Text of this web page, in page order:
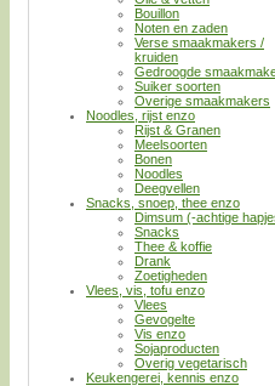
Bouillon
Noten en zaden
Verse smaakmakers /
kruiden
Gedroogde
Suiker soorten
Overige smaakmakers
Noodles, rijst enzo
Rijst & Granen
Meelsoorten
Bonen
Noodles
Deegvellen
Snacks, snoep, thee enzo
Dimsum (-achtige
Snacks
Thee & koffie
Drank
Zoetigheden
Vlees, vis, tofu enzo
Vlees
Gevogelte
Vis enzo
Sojaproducten
Overig vegetarisch
Keukengerei, kennis enzo